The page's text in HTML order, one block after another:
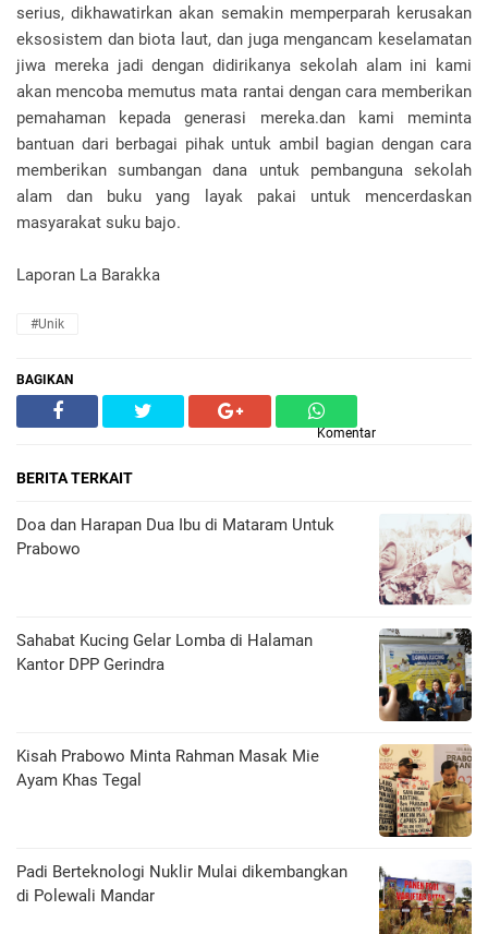
serius, dikhawatirkan akan semakin memperparah kerusakan
eksosistem dan biota laut, dan juga mengancam keselamatan
jiwa mereka jadi dengan didirikanya sekolah alam ini kami
akan mencoba memutus mata rantai dengan cara memberikan
pemahaman kepada generasi mereka.dan kami meminta
bantuan dari berbagai pihak untuk ambil bagian dengan cara
memberikan sumbangan dana untuk pembanguna sekolah
alam dan buku yang layak pakai untuk mencerdaskan
masyarakat suku bajo.
Laporan La Barakka
#Unik
BAGIKAN
Komentar
BERITA TERKAIT
Doa dan Harapan Dua Ibu di Mataram Untuk
Prabowo
Sahabat Kucing Gelar Lomba di Halaman
Kantor DPP Gerindra
Kisah Prabowo Minta Rahman Masak Mie
Ayam Khas Tegal
Padi Berteknologi Nuklir Mulai dikembangkan
di Polewali Mandar